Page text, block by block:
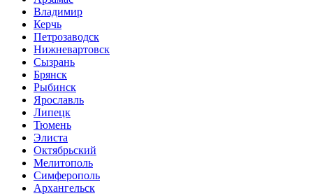
Владимир
Керчь
Петрозаводск
Нижневартовск
Сызрань
Брянск
Рыбинск
Ярославль
Липецк
Тюмень
Элиста
Октябрьский
Мелитополь
Симферополь
Архангельск